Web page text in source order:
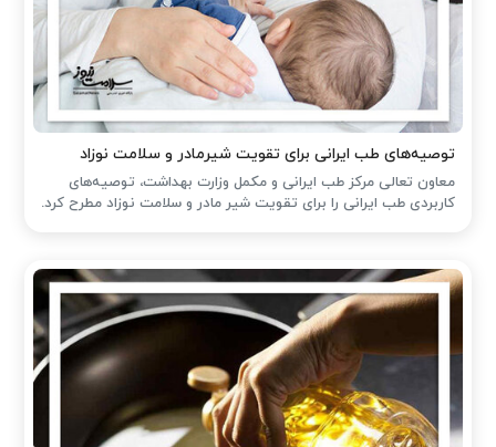
توصیه‌های طب ایرانی برای تقویت شیرمادر و سلامت نوزاد
معاون تعالی مرکز طب ایرانی و مکمل وزارت بهداشت، توصیه‌های
کاربردی طب ایرانی را برای تقویت شیر مادر و سلامت نوزاد مطرح کرد.